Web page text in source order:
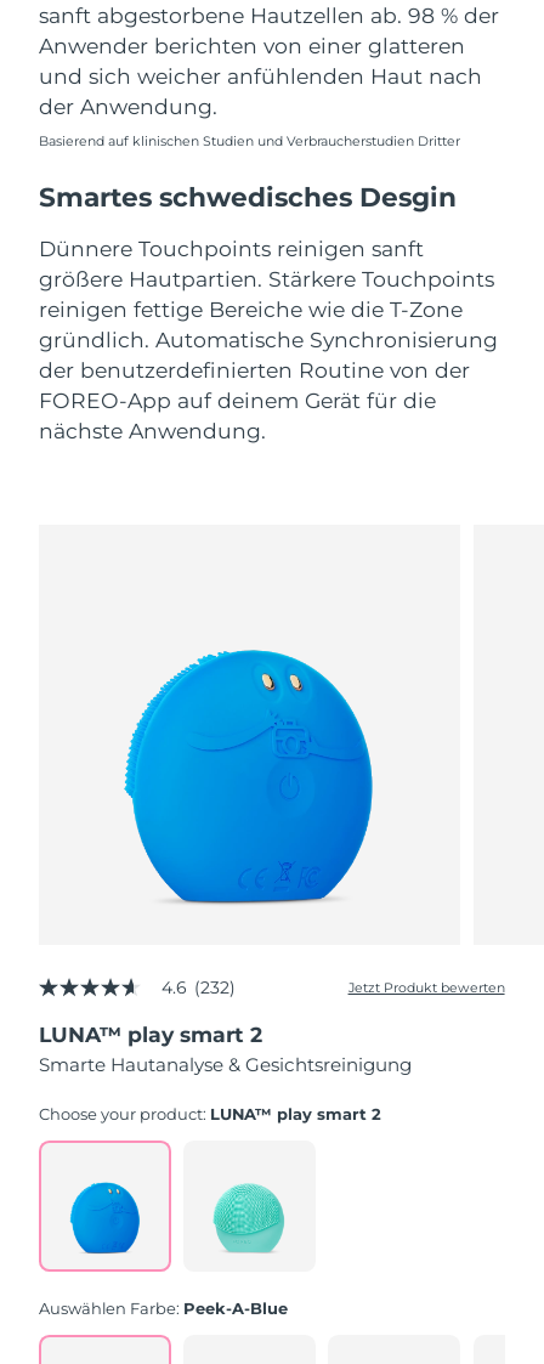
sanft abgestorbene Hautzellen ab. 98 % der
Anwender berichten von einer glatteren
und sich weicher anfühlenden Haut nach
der Anwendung.
Basierend auf klinischen Studien und Verbraucherstudien Dritter
Smartes schwedisches Desgin
Dünnere Touchpoints reinigen sanft
größere Hautpartien. Stärkere Touchpoints
reinigen fettige Bereiche wie die T-Zone
gründlich. Automatische Synchronisierung
der benutzerdefinierten Routine von der
FOREO-App auf deinem Gerät für die
nächste Anwendung.
4.6
5
Sternen,
Durchschnittswert
Bewertung.
232
Link
derselben
Seite.
4.6 (232) Jetzt Produkt bewerten
LUNA™ play smart 2
Smarte Hautanalyse & Gesichtsreinigung
Choose your product: LUNA™ play smart 2
Auswählen Farbe: Peek-A-Blue